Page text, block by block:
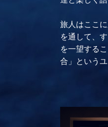
旅人はここ
を通して、
を一望する
合」という